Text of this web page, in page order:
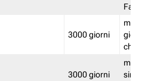
3000 giorni
3000 giorni